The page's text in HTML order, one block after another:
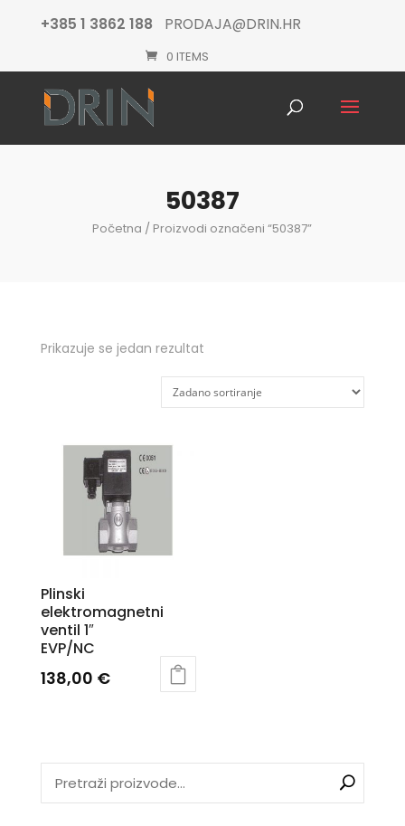
+385 1 3862 188 PRODAJA@DRIN.HR
0 ITEMS
50387
Početna / Proizvodi označeni “50387”
Prikazuje se jedan rezultat
Plinski
elektromagnetni
ventil 1″
EVP/NC
138,00 €